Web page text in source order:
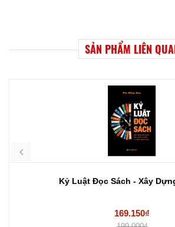
SẢN PHẨM LIÊN
Kỷ Luật Đọc Sách - Xây
169.150₫